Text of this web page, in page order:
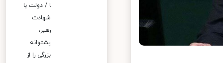
ا / دولت با
شهادت
رهبر،
پشتوانه
بزرگی را از